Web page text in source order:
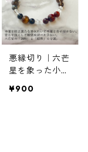
悪縁切り｜六芒
星を象った小さ
¥900